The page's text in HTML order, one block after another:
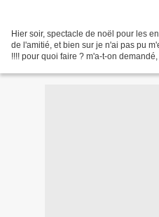
Hier soir, spectacle de noël pour les
de l'amitié, et bien sur je n'ai pas pu
!!!! pour quoi faire ? m'a-t-on